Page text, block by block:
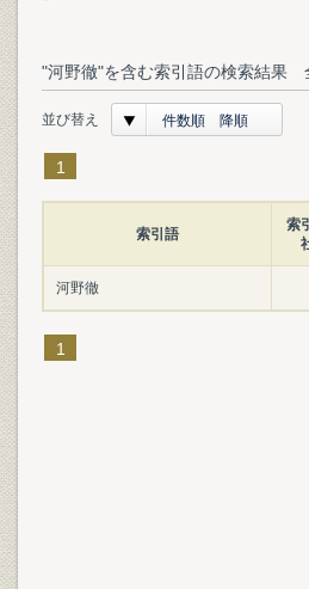
"河野徹"を含む索引語の検索結
並び替え 件数順 降順
1
索引語
索
河野徹
1